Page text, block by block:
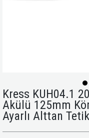
Kress KUH04.1
Akülü 125mm
Ayarlı Alttan